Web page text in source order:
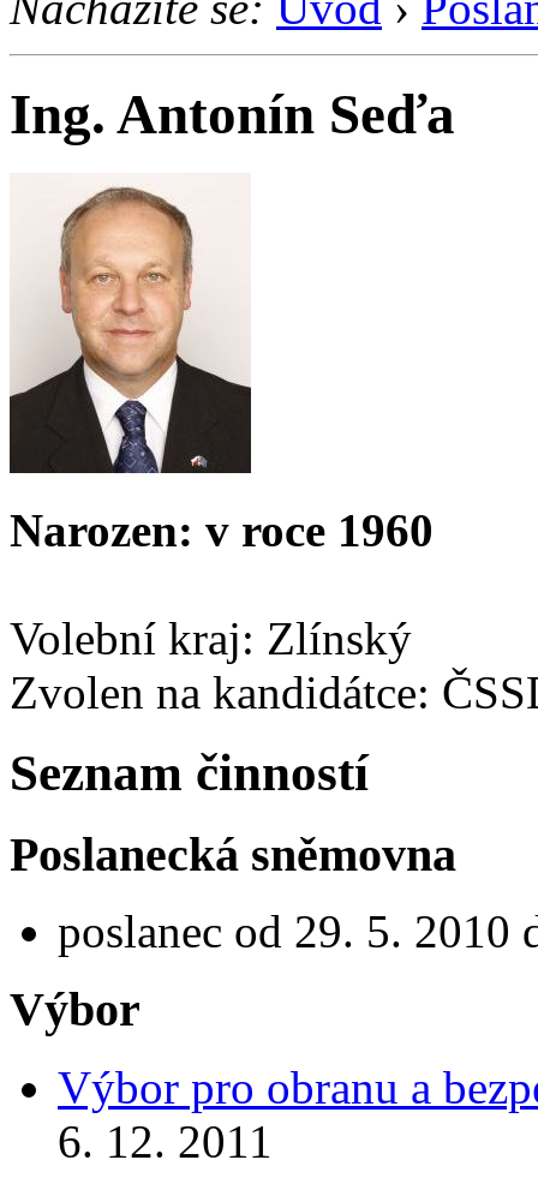
Ing. Antonín Seďa
Narozen: v roce 1960
Volební kraj: Zlínský
Zvolen na kandidátce:
Seznam činností
Poslanecká sněmovna
poslanec od 29. 5. 2010
Výbor
Výbor pro obranu a
6. 12. 2011